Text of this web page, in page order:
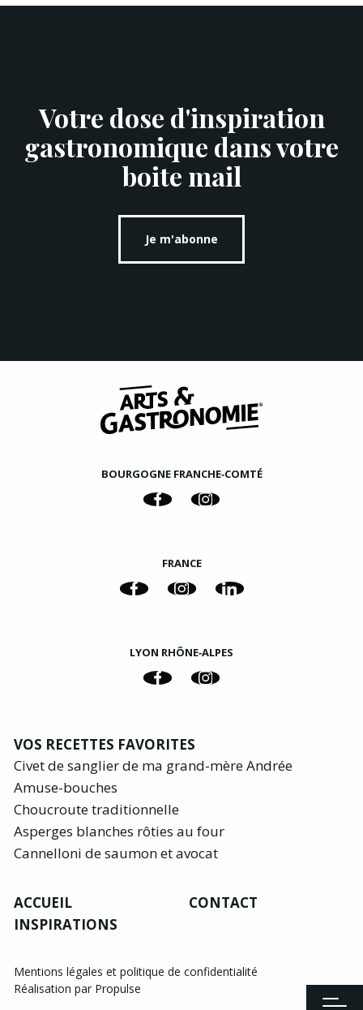
Votre dose d'inspiration
gastronomique dans votre
boite mail
Je m'abonne
BOURGOGNE FRANCHE‑COMTÉ
FRANCE
LYON RHÔNE‑ALPES
VOS RECETTES FAVORITES
Civet de sanglier de ma grand-mère Andrée
Amuse-bouches
Choucroute traditionnelle
Asperges blanches rôties au four
Cannelloni de saumon et avocat
ACCUEIL
INSPIRATIONS
CONTACT
Mentions légales et politique de confidentialité
Réalisation par Propulse